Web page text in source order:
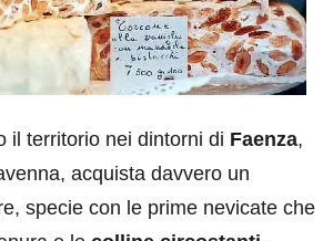
il territorio nei dintorni di Faenza,
acquista davvero un
specie con le prime nevicate che